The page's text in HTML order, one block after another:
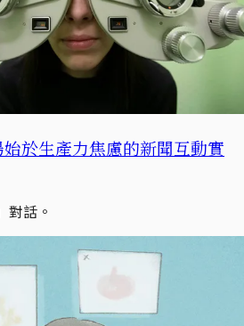
始於生產力焦慮的新聞互動實
對話。